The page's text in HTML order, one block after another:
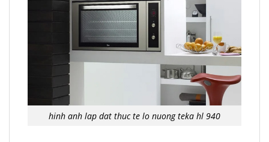
hinh anh lap dat thuc te lo nuong teka hl 940